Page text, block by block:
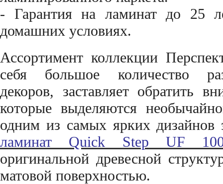
- Гарантия на ламинат до 25
домашних условиях.
Ассортимент коллекции
себя большое количество
декоров, заставляет обратить
которые выделяются
одним из самых ярких дизайнов
ламинат Quick Step UF
оригинальной древесной
матовой поверхностью.